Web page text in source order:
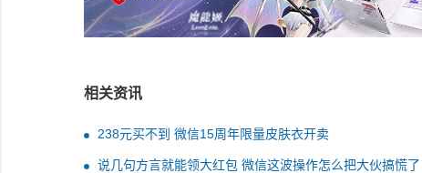
相关资讯
238元买不到 微信15周年限量皮肤衣开卖
说几句方言就能领大红包 微信这波操作怎么把大伙搞慌了